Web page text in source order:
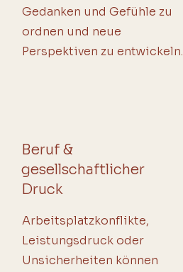
Gedanken und Gefühle zu
ordnen und neue
Perspektiven zu entwickeln.
Beruf &
gesellschaftlicher
Druck
Arbeitsplatzkonflikte,
Leistungsdruck oder
Unsicherheiten können